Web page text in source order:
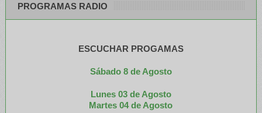
PROGRAMAS RADIO
ESCUCHAR PROGAMAS
Sábado 8 de Agosto
Lunes 03 de Agosto
Martes 04 de Agosto